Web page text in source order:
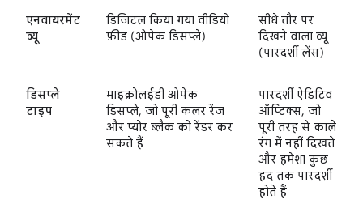
एनवायरमेंट
व्यू
डिजिटल किया गया वीडियो
फ़ीड (ओपेक डिसप्ले)
सीधे तौर पर
दिखने वाला व्यू
(पारदर्शी लेंस)
डिसप्ले
टाइप
माइक्रोलईडी ओपेक
डिसप्ले, जो पूरी कलर रेंज
और प्योर ब्लैक को रेंडर कर
सकते हैं
पारदर्शी ऐडिटिव
ऑप्टिक्स, जो
पूरी तरह से काले
रंग में नहीं दिखते
और हमेशा कुछ
हद तक पारदर्शी
होते हैं